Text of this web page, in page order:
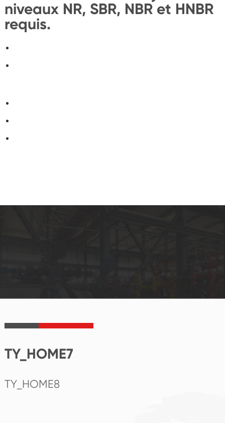
niveaux NR, SBR, NBR et HNBR
requis.
TY_HOME7
TY_HOME8